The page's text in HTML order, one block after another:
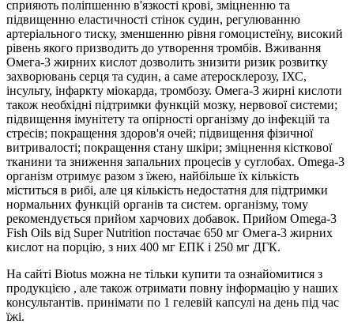
сприяють поліпшенню в'язкості крові, зміцненню та
підвищенню еластичності стінок судин, регулюванню
артеріального тиску, зменшенню рівня гомоцистеїну, високий
рівень якого призводить до утворення тромбів. Вживання
Омега-3 жирних кислот дозволить знизити ризик розвитку
захворювань серця та судин, а саме атеросклерозу, ІХС,
інсульту, інфаркту міокарда, тромбозу. Омега-3 жирні кислоти
також необхідні підтримки функцій мозку, нервової системи;
підвищення імунітету та опірності організму до інфекцій та
стресів; покращення здоров'я очей; підвищення фізичної
витривалості; покращення стану шкіри; зміцнення кісткової
тканини та зниження запальних процесів у суглобах. Omega-3
організм отримує разом з їжею, найбільше їх кількість
міститься в рибі, але ця кількість недостатня для підтримки
нормальних функцій органів та систем. організму, тому
рекомендується прийом харчових добавок. Прийом Omega-3
Fish Oils від Super Nutrition постачає 650 мг Омега-3 жирних
кислот на порцію, з них 400 мг ЕПК і 250 мг ДГК.
На сайті Biotus можна не тільки купити та ознайомитися з
продукцією , але також отримати повну інформацію у наших
консультантів. принімати по 1 гелевій капсулі на день під час
їжі.